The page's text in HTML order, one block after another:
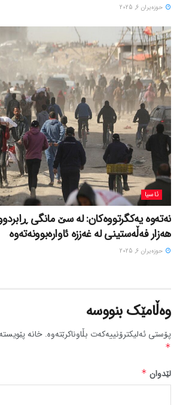
حوزه‌یران 6, 2025
ئاسیا
هەزار فەڵەستینی لە غەززە ئاوارەبوونەتەوە
حوزه‌یران 6, 2025
وەڵامێک بنووسە
پۆستی ئەلیکترۆنییەکەت بڵاوناکرێتەوە. خانە
*
لێدوان *